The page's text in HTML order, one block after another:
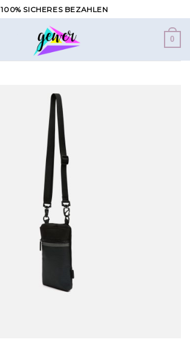
100% SICHERES BEZAHLEN
0